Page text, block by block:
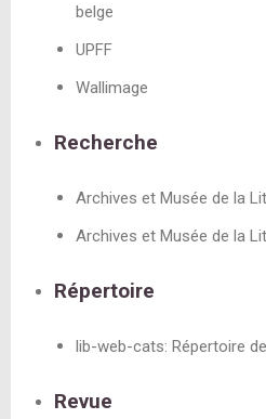
belge
UPFF
Wallimage
Recherche
Archives et Musée de la
Archives et Musée de la
Répertoire
lib-web-cats: Répertoire
Revue